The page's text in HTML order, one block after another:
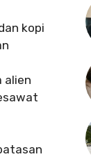
kopi
alien